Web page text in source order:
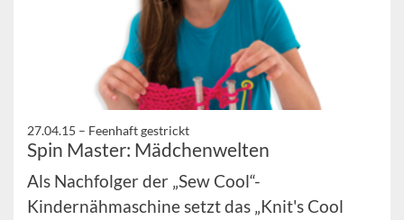
27.04.15 – Feenhaft gestrickt
Spin Master: Mädchenwelten
Als Nachfolger der „Sew Cool“-
Kindernähmaschine setzt das „Knit's Cool